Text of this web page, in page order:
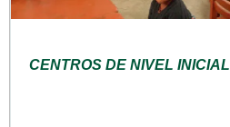
CENTROS DE NIVEL INICIAL